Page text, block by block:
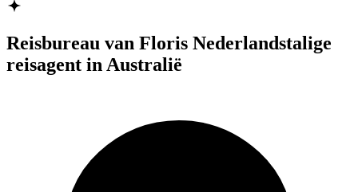
Reisbureau van Floris Nederlandstalige
reisagent in Australië